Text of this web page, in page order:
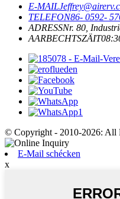
E-MAIL
TELEFON86- 0592-
ADRESSNr. 80,
AARBECHTSZÄIT
© Copyright - 2010-2026: All
E-Mail schécken
x